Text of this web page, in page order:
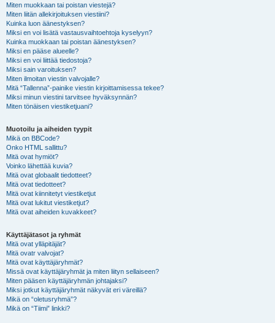
Miten muokkaan tai poistan viestejä?
Miten liitän allekirjoituksen viestiini?
Kuinka luon äänestyksen?
Miksi en voi lisätä vastausvaihtoehtoja kyselyyn?
Kuinka muokkaan tai poistan äänestyksen?
Miksi en pääse alueelle?
Miksi en voi liittää tiedostoja?
Miksi sain varoituksen?
Miten ilmoitan viestin valvojalle?
Mitä “Tallenna”-painike viestin kirjoittamisessa tekee?
Miksi minun viestini tarvitsee hyväksynnän?
Miten tönäisen viestiketjuani?
Muotoilu ja aiheiden tyypit
Mikä on BBCode?
Onko HTML sallittu?
Mitä ovat hymiöt?
Voinko lähettää kuvia?
Mitä ovat globaalit tiedotteet?
Mitä ovat tiedotteet?
Mitä ovat kiinnitetyt viestiketjut
Mitä ovat lukitut viestiketjut?
Mitä ovat aiheiden kuvakkeet?
Käyttäjätasot ja ryhmät
Mitä ovat ylläpitäjät?
Mitä ovatr valvojat?
Mitä ovat käyttäjäryhmät?
Missä ovat käyttäjäryhmät ja miten liityn sellaiseen?
Miten pääsen käyttäjäryhmän johtajaksi?
Miksi jotkut käyttäjäryhmät näkyvät eri väreillä?
Mikä on “oletusryhmä”?
Mikä on “Tiimi” linkki?